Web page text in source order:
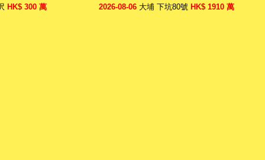
300 萬 2026-08-06大埔 下坑80號HK$ 1910 萬